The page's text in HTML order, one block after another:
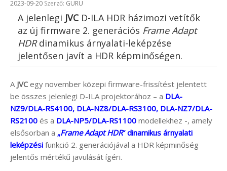
Beküldve:
2023-09-20 Szerző: GURU
A jelenlegi JVC D-ILA HDR házimozi vetítők
az új firmware 2. generációs Frame Adapt
HDRdinamikus árnyalati-leképzése
jelentősen javít a HDR képminőségen.
A JVCegy november közepi firmware-frissítést jelentett
be összes jelenlegi D-ILA projektorához – a DLA-
NZ9/DLA-RS4100, DLA-NZ8/DLA-RS3100, DLA-NZ7/DLA-
RS2100 és a DLA-NP5/DLA-RS1100 modellekhez -, amely
elsősorban a „Frame Adapt HDR” dinamikus árnyalati
leképzési funkció 2. generációjával a HDR képminőség
jelentős mértékű javulását ígéri.